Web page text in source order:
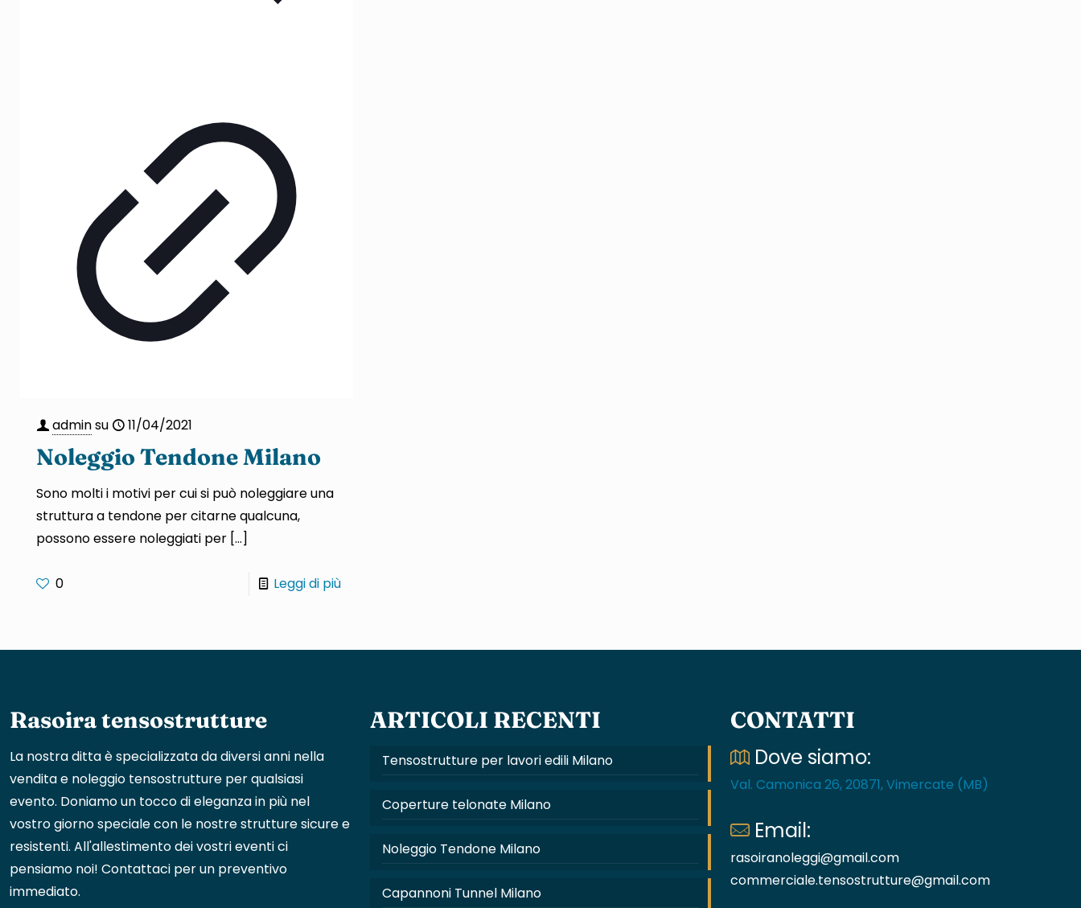
adminsu 11/04/2021
Noleggio Tendone Milano
Sono molti i motivi per cui si può noleggiare una
struttura a tendone per citarne qualcuna,
possono essere noleggiati per […]
0 Leggi di più
Rasoira tensostrutture
La nostra ditta è specializzata da diversi anni nella
vendita e noleggio tensostrutture per qualsiasi
evento. Doniamo un tocco di eleganza in più nel
vostro giorno speciale con le nostre strutture sicure e
resistenti. All'allestimento dei vostri eventi ci
pensiamo noi! Contattaci per un preventivo
immediato.
ARTICOLI RECENTI
Tensostrutture per lavori edili Milano
Coperture telonate Milano
Noleggio Tendone Milano
Capannoni Tunnel Milano
CONTATTI
Dove siamo:
Val. Camonica 26, 20871, Vimercate (MB)
Email:
rasoiranoleggi@gmail.com
commerciale.tensostrutture@gmail.com